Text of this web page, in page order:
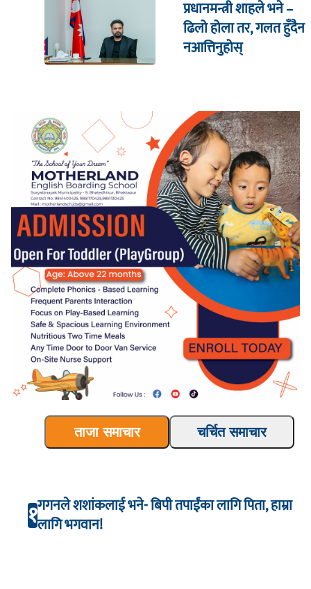
प्रधानमन्त्री शाहले भने –
ढिलो होला तर, गलत हुँदैन
नआत्तिनुहोस्
ताजा समाचार चर्चित समाचार
१गगनले शशांकलाई भने- बिपी तपाईंका लागि पिता, हाम्रा
लागि भगवान!